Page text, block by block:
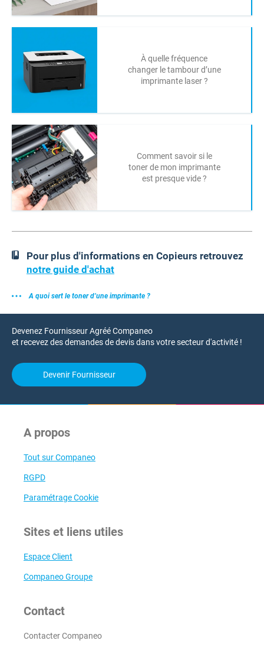
À quelle fréquence
changer le tambour d’une
imprimante laser ?
Comment savoir si le
toner de mon imprimante
est presque vide ?
Pour plus d'informations en Copieurs retrouvez
notre guide d'achat
A quoi sert le toner d’une imprimante ?
Devenez Fournisseur Agréé Companeo
et recevez des demandes de devis dans votre secteur d'activité !
Devenir Fournisseur
A propos
Tout sur Companeo
RGPD
Paramétrage Cookie
Sites et liens utiles
Espace Client
Companeo Groupe
Contact
Contacter Companeo